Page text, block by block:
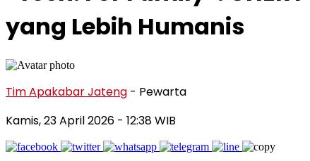
yang Lebih Humanis
Tim Apakabar Jateng - Pewarta
Kamis, 23 April 2026 - 12:38 WIB